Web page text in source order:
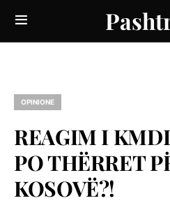
OPINIONE
REAGIM I
PO THËRRET
KOSOVË?!